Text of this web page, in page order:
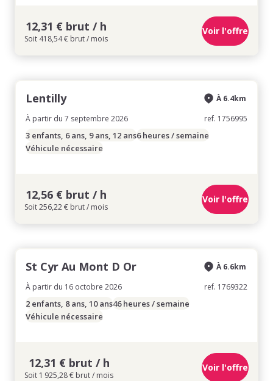
12,31 € brut / h
Soit 418,54 € brut / mois
Voir l'offre
Lentilly
À partir du 7 septembre 2026
À 6.4km
ref. 1756995
3 enfants, 6 ans, 9 ans, 12 ans6 heures / semaine
Véhicule nécessaire
12,56 € brut / h
Soit 256,22 € brut / mois
Voir l'offre
St Cyr Au Mont D Or
À partir du 16 octobre 2026
À 6.6km
ref. 1769322
2 enfants, 8 ans, 10 ans46 heures / semaine
Véhicule nécessaire
12,31 € brut / h
Soit 1 925,28 € brut / mois
Voir l'offre